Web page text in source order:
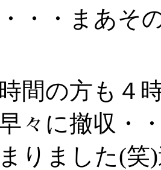
・・まあそ
間の方も４
々に撤収・
りました(笑